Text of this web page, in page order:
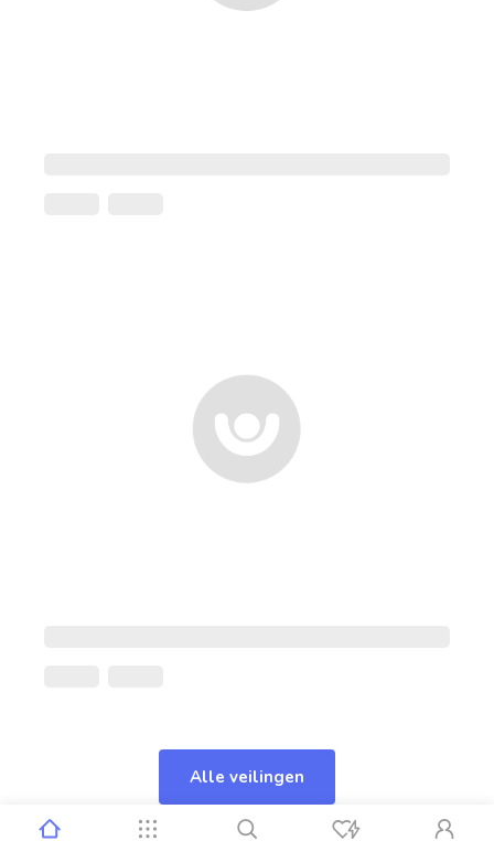
Alle veilingen